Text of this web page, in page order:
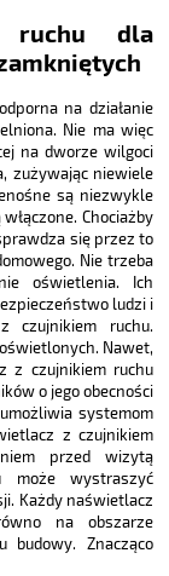
ruchu dla
na działanie
Nie ma więc
na dworze wilgoci
zużywając niewiele
są niezwykle
Chociażby
się przez to
Nie trzeba
oświetlenia. Ich
ludzi i
czujnikiem ruchu.
Nawet,
z czujnikiem ruchu
o jego obecności
systemom
z czujnikiem
przed wizytą
może wystraszyć
Każdy naświetlacz
na obszarze
Znacząco